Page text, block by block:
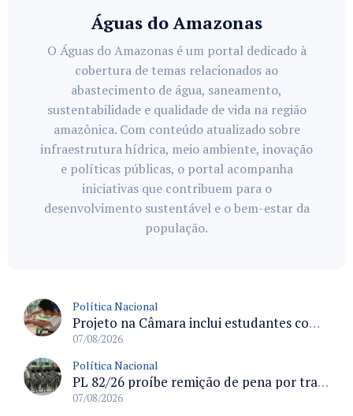
Águas do Amazonas
O Águas do Amazonas é um portal dedicado à
cobertura de temas relacionados ao
abastecimento de água, saneamento,
sustentabilidade e qualidade de vida na região
amazônica. Com conteúdo atualizado sobre
infraestrutura hídrica, meio ambiente, inovação
e políticas públicas, o portal acompanha
iniciativas que contribuem para o
desenvolvimento sustentável e o bem-estar da
população.
Política Nacional
Projeto na Câmara inclui estudantes com deficiência no regime escolar especial da LDB e estabelece critérios para frequência
07/08/2026
Política Nacional
PL 82/26 proíbe remição de pena por trabalho em funções militares para condenados por crimes contra o Estado Democrático de Direito
07/08/2026